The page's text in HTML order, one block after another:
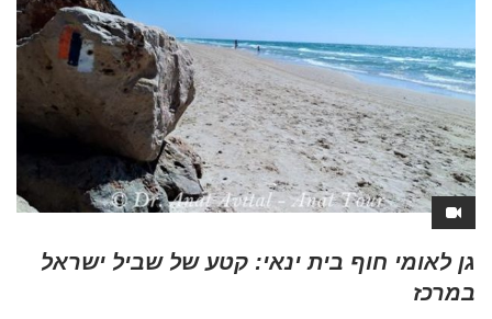
גן לאומי חוף בית ינאי: קטע של שביל ישראל
במרכז